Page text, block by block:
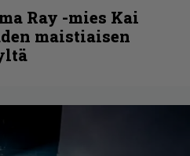
Ray -mies Kai
maistiaisen